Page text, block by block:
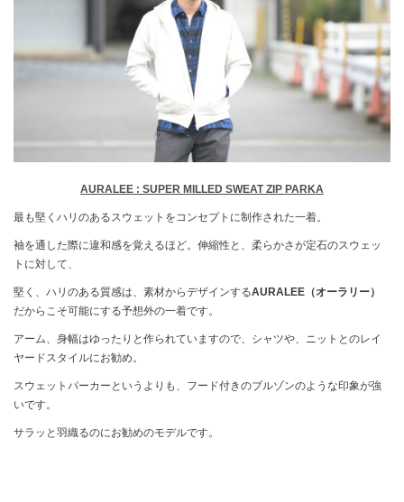
AURALEE : SUPER MILLED SWEAT ZIP PARKA
最も堅くハリのあるスウェットをコンセプトに制作された一着。
袖を通した際に違和感を覚えるほど。伸縮性と、柔らかさが定石のスウェッ
トに対して、
堅く、ハリのある質感は、素材からデザインするAURALEE（オーラリー）
だからこそ可能にする予想外の一着です。
アーム、身幅はゆったりと作られていますので、シャツや、ニットとのレイ
ヤードスタイルにお勧め。
スウェットパーカーというよりも、フード付きのブルゾンのような印象が強
いです。
サラッと羽織るのにお勧めのモデルです。